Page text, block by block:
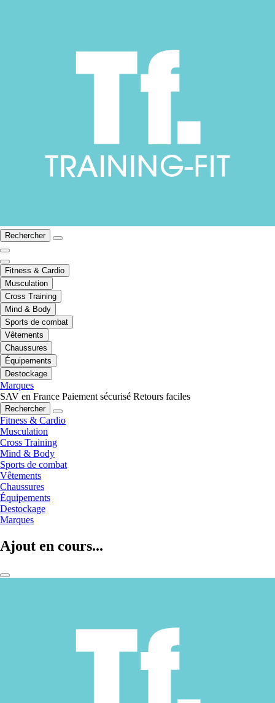
Rechercher
Fitness & Cardio
Musculation
Cross Training
Mind & Body
Sports de combat
Vêtements
Chaussures
Équipements
Destockage
Marques
SAV en France Paiement sécurisé Retours faciles
Rechercher
Fitness & Cardio
Musculation
Cross Training
Mind & Body
Sports de combat
Vêtements
Chaussures
Équipements
Destockage
Marques
Ajout en cours...